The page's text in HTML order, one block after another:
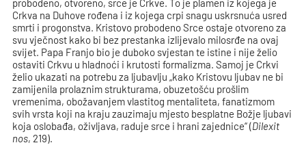
probodeno, otvoreno, srce je Crkve. To je plamen iz kojega je
Crkva na Duhove rođena i iz kojega crpi snagu uskrsnuća usred
smrti i progonstva. Kristovo probodeno Srce ostaje otvoreno za
svu vječnost kako bi bez prestanka izlijevalo milosrđe na ovaj
svijet. Papa Franjo bio je duboko svjestan te istine i nije želio
ostaviti Crkvu u hladnoći i krutosti formalizma. Samoj je Crkvi
želio ukazati na potrebu za ljubavlju „kako Kristovu ljubav ne bi
zamijenila prolaznim strukturama, obuzetošću prošlim
vremenima, obožavanjem vlastitog mentaliteta, fanatizmom
svih vrsta koji na kraju zauzimaju mjesto besplatne Božje ljubavi
koja oslobađa, oživljava, raduje srce i hrani zajednice“ (Dilexit
nos, 219).